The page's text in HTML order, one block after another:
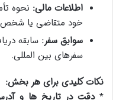
اطلاعات مالی: نحوه
خود متقاضی یا شخص
سوابق سفر: سابقه
سفرهای بین المللی.
نکات کلیدی برای هر بخش:
*دقت در تاریخ ها و